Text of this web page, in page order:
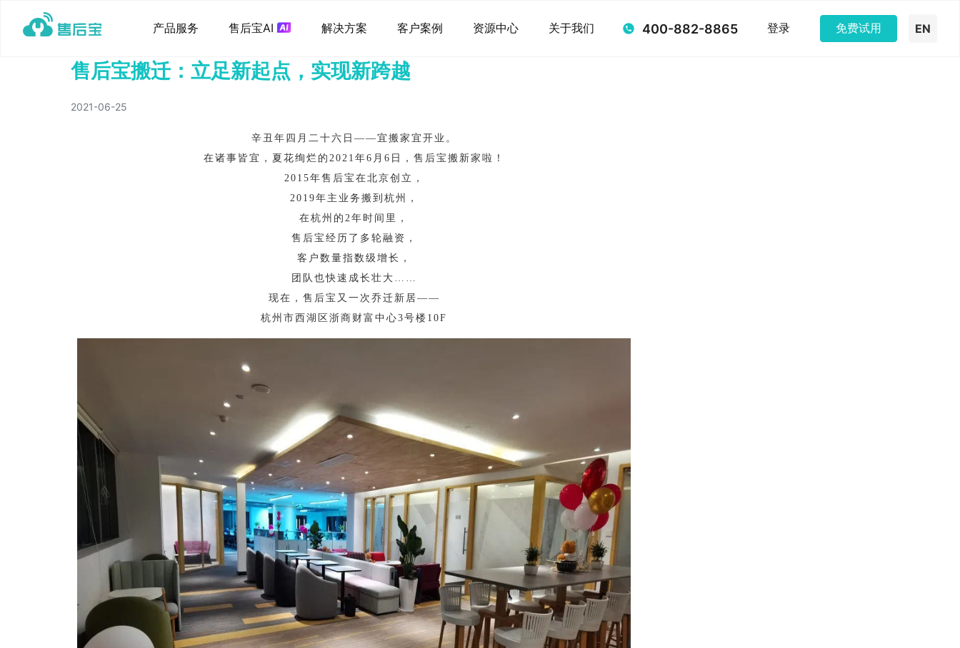
产品服务 售后宝AI 解决方案 客户案例 资源中心 关于我们 400-882-8865 登录 免费试用 EN
售后宝搬迁：立足新起点，实现新跨越
2021-06-25
辛丑年四月二十六日——宜搬家宜开业。
在诸事皆宜，夏花绚烂的2021年6月6日，售后宝搬新家啦！
2015年售后宝在北京创立，
2019年主业务搬到杭州，
在杭州的2年时间里，
售后宝经历了多轮融资，
客户数量指数级增长，
团队也快速成长壮大 ……
现在，售后宝又一次乔迁新居——
杭州市西湖区浙商财富中心3号楼10F